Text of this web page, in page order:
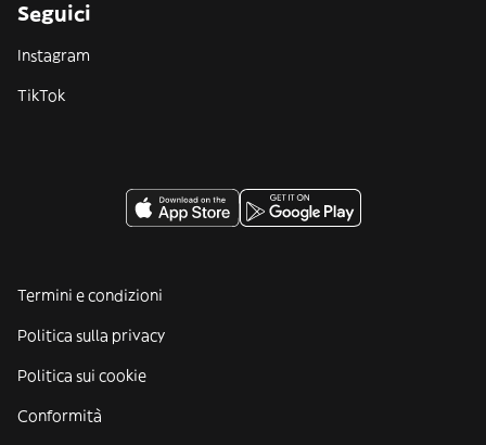
Seguici
Instagram
TikTok
Termini e condizioni
Politica sulla privacy
Politica sui cookie
Conformità